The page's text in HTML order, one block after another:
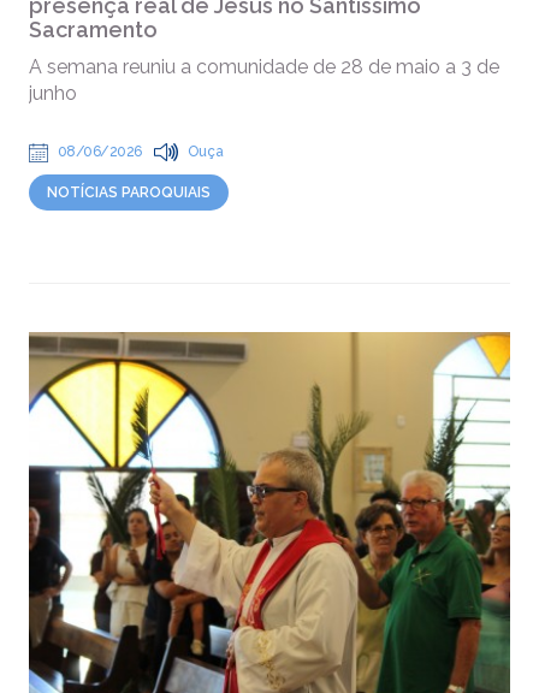
presença real de Jesus no Santíssimo
Sacramento
A semana reuniu a comunidade de 28 de maio a 3 de
junho
08/06/2026 Ouça
NOTÍCIAS PAROQUIAIS